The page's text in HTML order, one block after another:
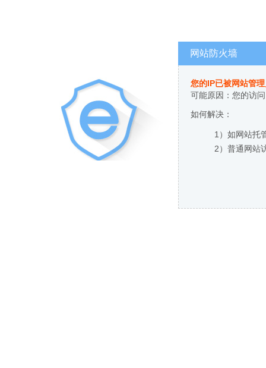
网站防火墙
您的IP已被网站管
可能原因：您的访
如何解决：
1）如网站托
2）普通网站